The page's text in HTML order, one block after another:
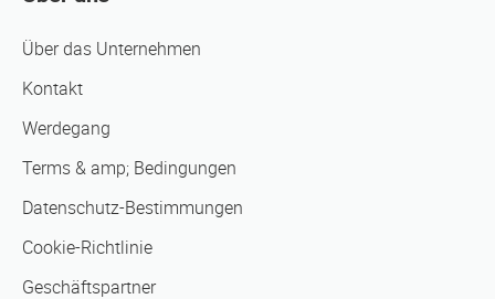
Über das Unternehmen
Kontakt
Werdegang
Terms & amp; Bedingungen
Datenschutz-Bestimmungen
Cookie-Richtlinie
Geschäftspartner